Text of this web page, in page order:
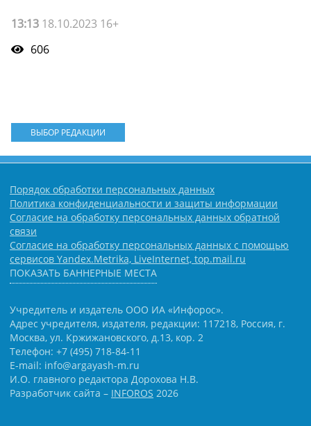
13:13 18.10.2023 16+
606
ВЫБОР РЕДАКЦИИ
Порядок обработки персональных данных
Политика конфиденциальности и защиты информации
Согласие на обработку персональных данных обратной
связи
Согласие на обработку персональных данных с помощью
сервисов Yandex.Metrika, LiveInternet, top.mail.ru
ПОКАЗАТЬ БАННЕРНЫЕ МЕСТА
Учредитель и издатель ООО ИА «Инфорос».
Адрес учредителя, издателя, редакции: 117218, Россия, г.
Москва, ул. Кржижановского, д.13, кор. 2
Телефон: +7 (495) 718-84-11
E-mail: info@argayash-m.ru
И.О. главного редактора Дорохова Н.В.
Разработчик сайта – INFOROS 2026